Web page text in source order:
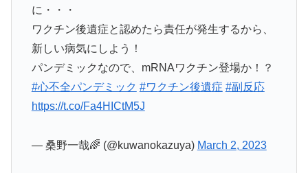
に・・・
ワクチン後遺症と認めたら責任が発生するから、
新しい病気にしよう！
パンデミックなので、mRNAワクチン登場か！？
#心不全パンデミック #ワクチン後遺症 #副反応
https://t.co/Fa4HICtM5J
— 桑野一哉🌈 (@kuwanokazuya) March 2, 2023